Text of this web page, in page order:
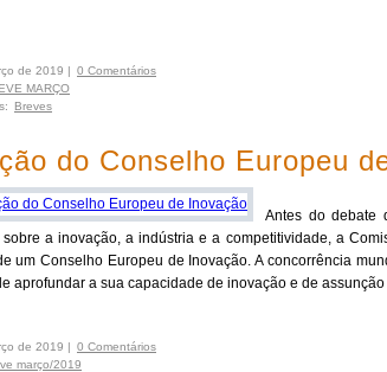
de 2019 | 0 Comentários
MARÇO
Breves
do Conselho Europeu
Antes do debate
sobre a inovação, a indústria e a competitividade, a
um Conselho Europeu de Inovação. A concorrência
aprofundar a sua capacidade de inovação e de
de 2019 | 0 Comentários
março/2019